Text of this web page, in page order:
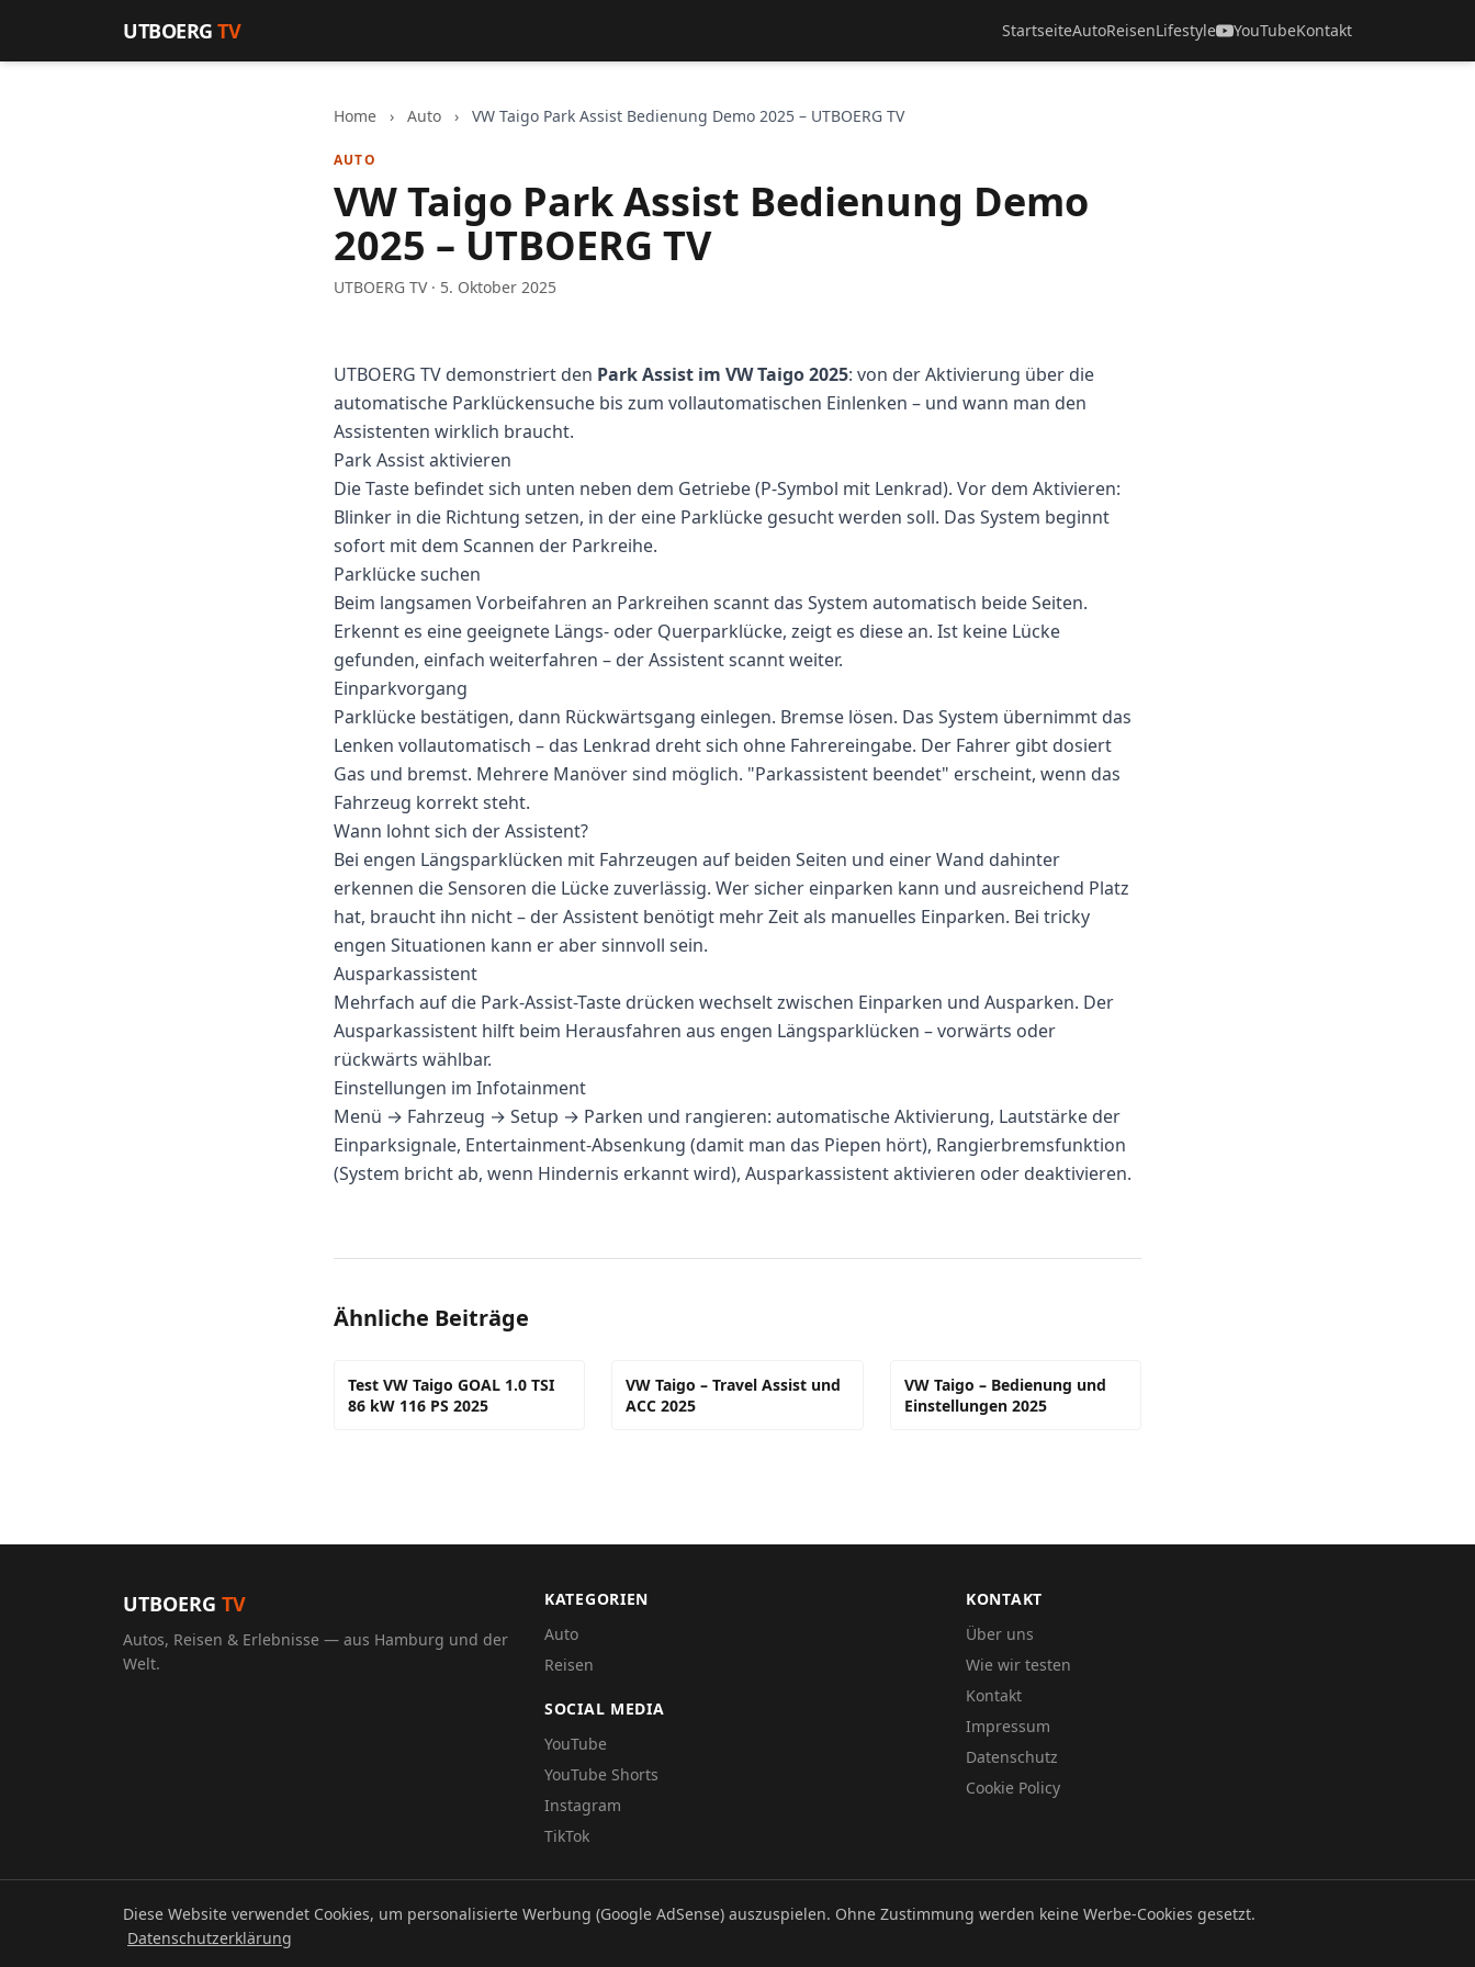
UTBOERGTV StartseiteAutoReisenLifestyle YouTubeKontakt
Home › Auto › VW Taigo Park Assist Bedienung Demo 2025 – UTBOERG TV
AUTO
VW Taigo Park Assist Bedienung Demo
2025 – UTBOERG TV
UTBOERG TV · 5. Oktober 2025
UTBOERG TV demonstriert den Park Assist im VW Taigo 2025: von der Aktivierung über die
automatische Parklückensuche bis zum vollautomatischen Einlenken – und wann man den
Assistenten wirklich braucht.
Park Assist aktivieren
Die Taste befindet sich unten neben dem Getriebe (P-Symbol mit Lenkrad). Vor dem Aktivieren:
Blinker in die Richtung setzen, in der eine Parklücke gesucht werden soll. Das System beginnt
sofort mit dem Scannen der Parkreihe.
Parklücke suchen
Beim langsamen Vorbeifahren an Parkreihen scannt das System automatisch beide Seiten.
Erkennt es eine geeignete Längs- oder Querparklücke, zeigt es diese an. Ist keine Lücke
gefunden, einfach weiterfahren – der Assistent scannt weiter.
Einparkvorgang
Parklücke bestätigen, dann Rückwärtsgang einlegen. Bremse lösen. Das System übernimmt das
Lenken vollautomatisch – das Lenkrad dreht sich ohne Fahrereingabe. Der Fahrer gibt dosiert
Gas und bremst. Mehrere Manöver sind möglich. "Parkassistent beendet" erscheint, wenn das
Fahrzeug korrekt steht.
Wann lohnt sich der Assistent?
Bei engen Längsparklücken mit Fahrzeugen auf beiden Seiten und einer Wand dahinter
erkennen die Sensoren die Lücke zuverlässig. Wer sicher einparken kann und ausreichend Platz
hat, braucht ihn nicht – der Assistent benötigt mehr Zeit als manuelles Einparken. Bei tricky
engen Situationen kann er aber sinnvoll sein.
Ausparkassistent
Mehrfach auf die Park-Assist-Taste drücken wechselt zwischen Einparken und Ausparken. Der
Ausparkassistent hilft beim Herausfahren aus engen Längsparklücken – vorwärts oder
rückwärts wählbar.
Einstellungen im Infotainment
Menü → Fahrzeug → Setup → Parken und rangieren: automatische Aktivierung, Lautstärke der
Einparksignale, Entertainment-Absenkung (damit man das Piepen hört), Rangierbremsfunktion
(System bricht ab, wenn Hindernis erkannt wird), Ausparkassistent aktivieren oder deaktivieren.
Ähnliche Beiträge
Test VW Taigo GOAL 1.0 TSI
86 kW 116 PS 2025
VW Taigo – Travel Assist und
ACC 2025
VW Taigo – Bedienung und
Einstellungen 2025
UTBOERG TV
Autos, Reisen & Erlebnisse — aus Hamburg und der
Welt.
KATEGORIEN
Auto
Reisen
SOCIAL MEDIA
YouTube
YouTube Shorts
Instagram
TikTok
KONTAKT
Über uns
Wie wir testen
Kontakt
Impressum
Datenschutz
Cookie Policy
© 2026 UTBOERG TV DatenschutzImpressum
Diese Website verwendet Cookies, um personalisierte Werbung (Google AdSense) auszuspielen. Ohne Zustimmung werden keine Werbe-Cookies gesetzt.
Datenschutzerklärung